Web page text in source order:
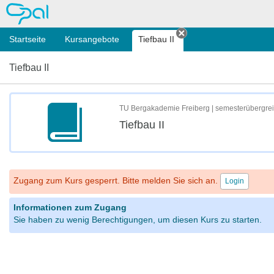
OPAL
Startseite Kursangebote Tiefbau II
Tab schließen
Tiefbau II
TU Bergakademie Freiberg |
Tiefbau II
Zugang zum Kurs gesperrt. Bitte melden Sie sich an. Login
Informationen zum Zugang
Sie haben zu wenig Berechtigungen, um diesen Kurs zu starten.